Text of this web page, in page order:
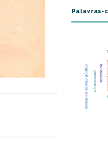
Palavras-